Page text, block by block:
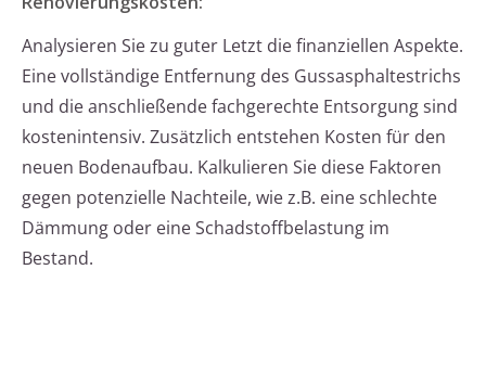
Analysieren Sie zu guter Letzt die finanziellen Aspekte.
Eine vollständige Entfernung des Gussasphaltestrichs
und die anschließende fachgerechte Entsorgung sind
kostenintensiv. Zusätzlich entstehen Kosten für den
neuen Bodenaufbau. Kalkulieren Sie diese Faktoren
gegen potenzielle Nachteile, wie z.B. eine schlechte
Dämmung oder eine Schadstoffbelastung im
Bestand.